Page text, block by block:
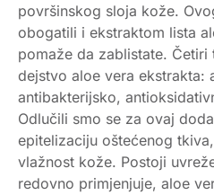
površinskog sloja kože.
obogatili i ekstraktom lista
pomaže da zablistate.
dejstvo aloe vera ekstrakta:
antibakterijsko,
Odlučili smo se za ovaj
epitelizaciju oštećenog
vlažnost kože. Postoji
redovno primjenjuje, aloe